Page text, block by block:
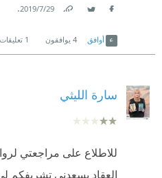
ولكن...
الكاتب؛ لكني وجدت
لذلك لم أرد أن أدخل في
الكاتب غير متخصص في
قررت بدلاً منه أن أقرأ
29‏/7‏/2019
.
أوافق 4 يوافقون 1 تعليقات
سارة الليثي
للاطلاع على مراجعتي
العقاد يسعدني تشريفكم